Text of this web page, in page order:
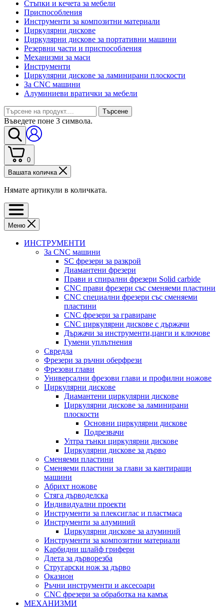
Стъпки и кечета за мебели
Приспособления
Инструменти за композитни материали
Циркулярни дискове
Циркулярни дискове за портативни машини
Резервни части и приспособления
Механизми за маси
Инструменти
Циркулярни дискове за ламинирани плоскости
За CNC машини
Алуминиеви вратички за мебели
Търсене
Въведете поне 3 символа.
0
Вашата количка
Нямате артикули в количката.
Меню
ИНСТРУМЕНТИ
За CNC машини
SC фрезери за разкрой
Диамантени фрезери
Прави и спирални фрезери Solid carbide
CNC прави фрезери със сменяеми пластини
CNC специални фрезери със сменяеми
пластини
CNC фрезери за гравиране
CNC циркулярни дискове с държачи
Държачи за инструменти,цанги и ключове
Гумени уплътнения
Свредла
Фрезери за ръчни оберфрези
Фрезови глави
Универсални фрезови глави и профилни ножове
Циркулярни дискове
Диамантени циркулярни дискове
Циркулярни дискове за ламинирани
плоскости
Основни циркулярни дискове
Подрезвачи
Ултра тънки циркулярни дискове
Циркулярни дискове за дърво
Сменяеми пластини
Сменяеми пластини за глави за кантиращи
машини
Абрихт ножове
Стяга дърводелска
Индивидуални проекти
Инструменти за плексиглас и пластмаса
Инструменти за алуминий
Циркулярни дискове за алуминий
Инструменти за композитни материали
Карбидни шлайф грифери
Длета за дърворезба
Стругарски нож за дърво
Оказион
Ръчни инструменти и аксесоари
CNC фрезери за обработка на камък
МЕХАНИЗМИ